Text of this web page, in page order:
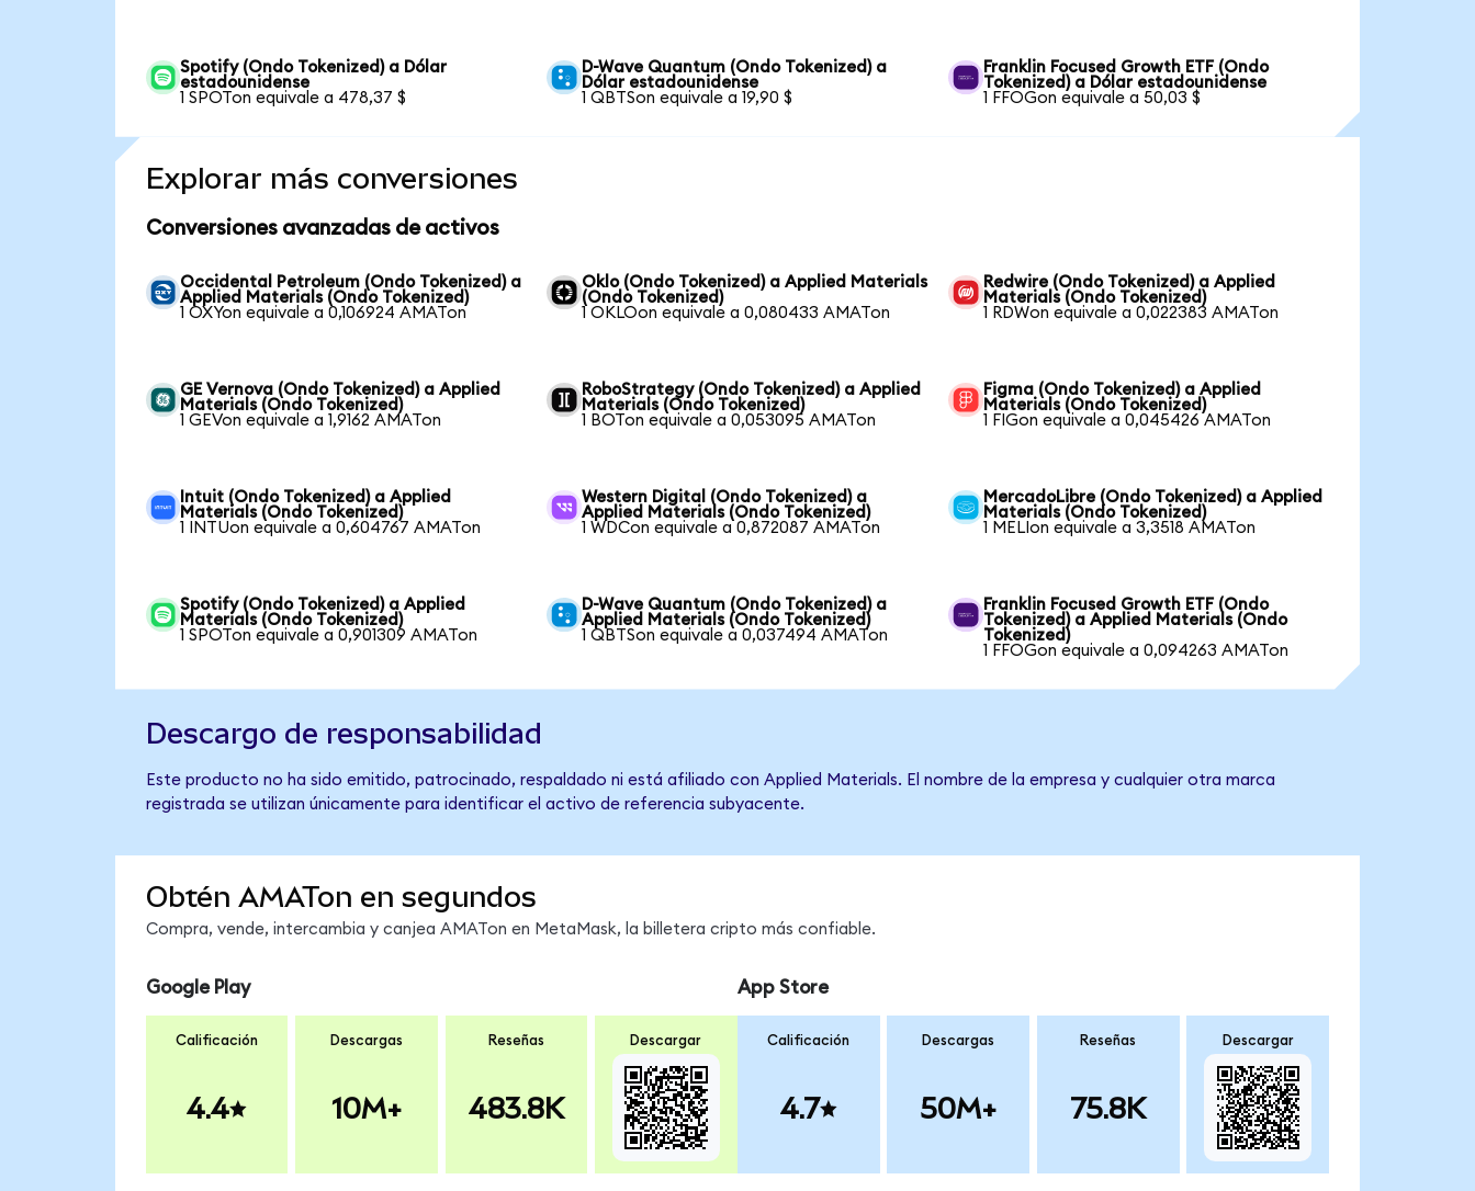
Spotify (Ondo Tokenized) a Dólar
estadounidense
1 SPOTon equivale a 478,37 $
D-Wave Quantum (Ondo Tokenized) a
Dólar estadounidense
1 QBTSon equivale a 19,90 $
Franklin Focused Growth ETF (Ondo
Tokenized) a Dólar estadounidense
1 FFOGon equivale a 50,03 $
Explorar más conversiones
Conversiones avanzadas de activos
Occidental Petroleum (Ondo Tokenized) a
Applied Materials (Ondo Tokenized)
1 OXYon equivale a 0,106924 AMATon
Oklo (Ondo Tokenized) a Applied Materials
(Ondo Tokenized)
1 OKLOon equivale a 0,080433 AMATon
Redwire (Ondo Tokenized) a Applied
Materials (Ondo Tokenized)
1 RDWon equivale a 0,022383 AMATon
GE Vernova (Ondo Tokenized) a Applied
Materials (Ondo Tokenized)
1 GEVon equivale a 1,9162 AMATon
RoboStrategy (Ondo Tokenized) a Applied
Materials (Ondo Tokenized)
1 BOTon equivale a 0,053095 AMATon
Figma (Ondo Tokenized) a Applied
Materials (Ondo Tokenized)
1 FIGon equivale a 0,045426 AMATon
Intuit (Ondo Tokenized) a Applied
Materials (Ondo Tokenized)
1 INTUon equivale a 0,604767 AMATon
Western Digital (Ondo Tokenized) a
Applied Materials (Ondo Tokenized)
1 WDCon equivale a 0,872087 AMATon
MercadoLibre (Ondo Tokenized) a Applied
Materials (Ondo Tokenized)
1 MELIon equivale a 3,3518 AMATon
Spotify (Ondo Tokenized) a Applied
Materials (Ondo Tokenized)
1 SPOTon equivale a 0,901309 AMATon
D-Wave Quantum (Ondo Tokenized) a
Applied Materials (Ondo Tokenized)
1 QBTSon equivale a 0,037494 AMATon
Franklin Focused Growth ETF (Ondo
Tokenized) a Applied Materials (Ondo
Tokenized)
1 FFOGon equivale a 0,094263 AMATon
Descargo de responsabilidad
Este producto no ha sido emitido, patrocinado, respaldado ni está afiliado con Applied Materials. El nombre de la empresa y cualquier otra marca
registrada se utilizan únicamente para identificar el activo de referencia subyacente.
Obtén AMATon en segundos
Compra, vende, intercambia y canjea AMATon en MetaMask, la billetera cripto más confiable.
Google Play
Calificación
4.4
Descargas
10M+
Reseñas
483.8K
Descargar
App Store
Calificación
4.7
Descargas
50M+
Reseñas
75.8K
Descargar